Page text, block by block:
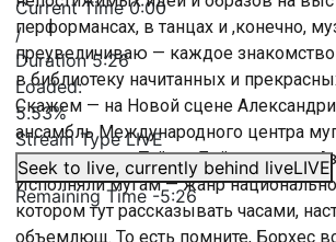
Current Time0:00
/
Duration5:26
Loaded:
5.53%
Stream TypeLIVE
Seek to live, currently behind liveLIVE
Remaining Time-5:26
перформансах, в танцах и ,конечно,
преувеличиваю — каждое
в библиотеку начитанных и
Скажем — на Новой сцене
ансамбль Международного центра
руководством Тайяра Байрамова из
Исполняли мугам — жанр
котором тут рассказывать часами,
объемлющ. То есть помните, Борхес